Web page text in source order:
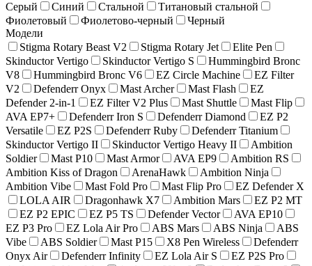
Серый
Синий Стальной
Титановый стальной
Фиолетовый
Фиолетово-черный
Черный
Модели
Stigma Rotary Beast V2
Stigma Rotary Jet
Elite Pen
Skinductor Vertigo
Skinductor Vertigo S
Hummingbird Bronc
V8
Hummingbird Bronc V6 EZ Circle Machine
EZ Filter
V2
Defenderr Onyx Mast Archer Mast Flash
EZ
Defender 2-in-1
EZ Filter V2 Plus Mast Shuttle
Mast Flip
AVA EP7+
Defenderr Iron S Defenderr Diamond
EZ P2
Versatile
EZ P2S Defenderr Ruby
Defenderr Titanium
Skinductor Vertigo II
Skinductor Vertigo Heavy II
Ambition
Soldier
Mast P10 Mast Armor AVA EP9
Ambition RS
Ambition Kiss of Dragon
ArenaHawk
Ambition Ninja
Ambition Vibe
Mast Fold Pro Mast Flip Pro
EZ Defender X
LOLA AIR
Dragonhawk X7 Ambition Mars
EZ P2 MT
EZ P2 EPIC
EZ P5 TS Defender Vector
AVA EP10
EZ P3 Pro
EZ Lola Air Pro ABS Mars ABS Ninja
ABS
Vibe
ABS Soldier Mast P15 X8 Pen Wireless
Defenderr
Onyx Air
Defenderr Infinity EZ Lola Air S
EZ P2S Pro